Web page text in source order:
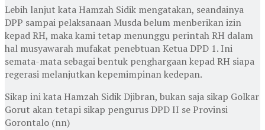
Lebih lanjut kata Hamzah Sidik mengatakan, seandainya
DPP sampai pelaksanaan Musda belum menberikan izin
kepad RH, maka kami tetap menunggu perintah RH dalam
hal musyawarah mufakat penebtuan Ketua DPD 1. Ini
semata-mata sebagai bentuk penghargaan kepad RH siapa
regerasi melanjutkan kepemimpinan kedepan.
Sikap ini kata Hamzah Sidik Djibran, bukan saja sikap Golkar
Gorut akan tetapi sikap pengurus DPD II se Provinsi
Gorontalo (nn)